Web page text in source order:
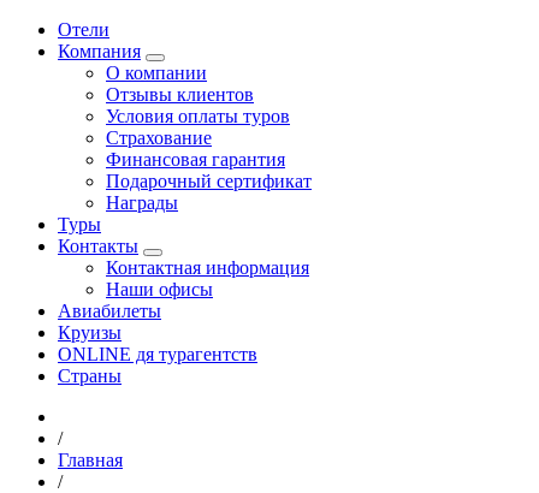
Отели
Компания
О компании
Отзывы клиентов
Условия оплаты туров
Страхование
Финансовая гарантия
Подарочный сертификат
Награды
Туры
Контакты
Контактная информация
Наши офисы
Авиабилеты
Круизы
ONLINE дя турагентств
Страны
/
Главная
/